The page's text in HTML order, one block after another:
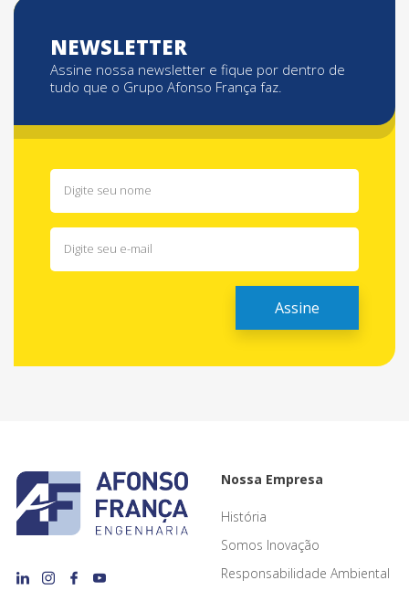
NEWSLETTER
Assine nossa newsletter e fique por dentro de
tudo que o Grupo Afonso França faz.
Nossa Empresa
História
Somos Inovação
Responsabilidade Ambiental